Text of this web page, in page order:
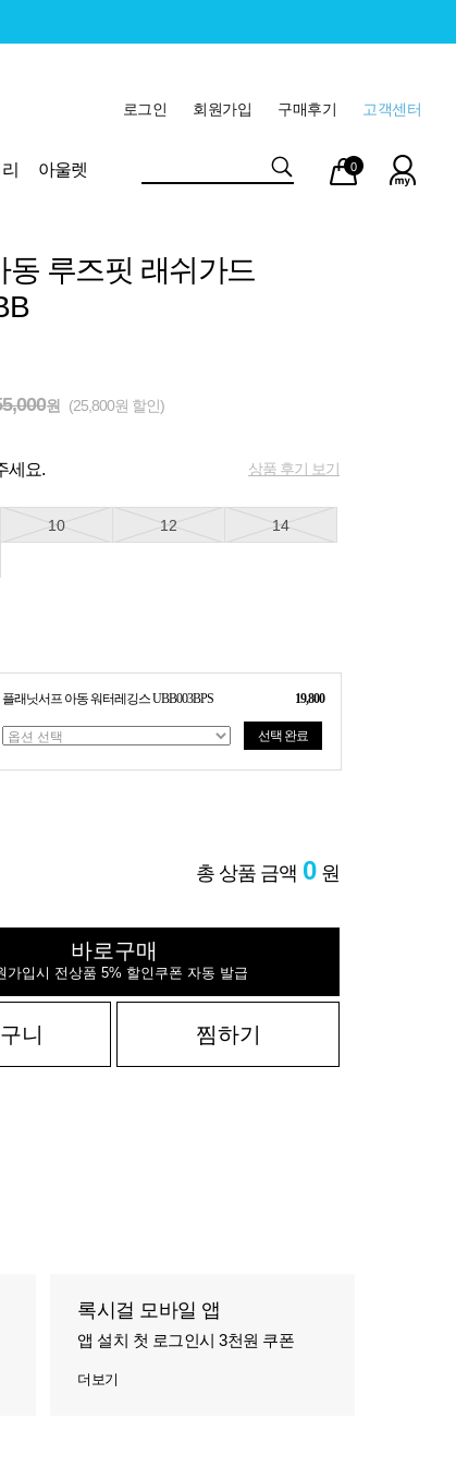
고객센터
구매후기
회원가입
로그인
아울렛
마이
페이
장바
구니
0
동 루즈핏 래쉬가드
원 (25,800원 할인)
세요. 상품 후기 보기
10 12
14
플래닛서프 아동 워터레깅스 UBB003BPS 19,800
선택 완료
총 상품 금액 0 원
바로구매
가입시 전상품 5% 할인쿠폰 자동 발급
니 찜하기
록시걸 모바일 앱
앱 설치 첫 로그인시 3천원 쿠폰
더보기